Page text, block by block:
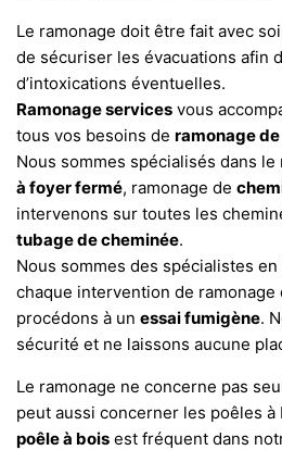
Le ramonage doit être fait avec
de sécuriser les évacuations afin
d’intoxications éventuelles.
Ramonage services vous
tous vos besoins de ramonage
Nous sommes spécialisés dans le
à foyer fermé, ramonage de
intervenons sur toutes les
tubage de cheminée.
Nous sommes des spécialistes en
chaque intervention de ramonage
procédons à un essai fumigène.
sécurité et ne laissons aucune
Le ramonage ne concerne pas
peut aussi concerner les poêles à
poêle à bois est fréquent dans